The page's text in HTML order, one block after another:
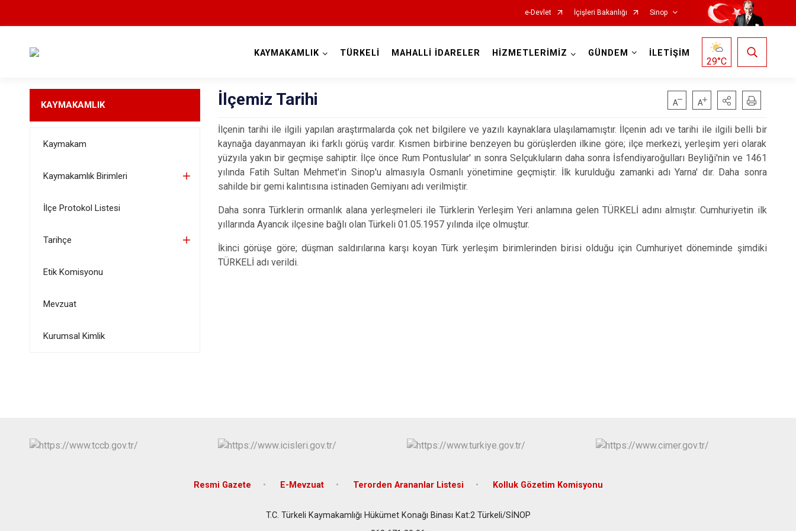
e-Devlet İçişleri Bakanlığı Sinop
Ayancık
Dikmen
Erfelek
KAYMAKAMLIK TÜRKELİ MAHALLİ İDARELER HİZMETLERİMİZ GÜNDEM İLETİŞİM
29°C
KAYMAKAMLIK
Kaymakam
Kaymakamlık Birimleri
İlçe Protokol Listesi
Tarihçe
Etik Komisyonu
Mevzuat
Kurumsal Kimlik
İlçemiz Tarihi
İlçenin tarihi ile ilgili yapılan araştırmalarda çok net bilgilere ve yazılı kaynaklara ulaşılamamıştır. İlçenin adı ve tarihi ile ilgili belli bir
kaynağa dayanmayan iki farklı görüş vardır. Kısmen birbirine benzeyen bu görüşlerden ilkine göre; ilçe merkezi, yerleşim yeri olarak
yüzyıla yakın bir geçmişe sahiptir. İlçe önce Rum Pontuslular' ın sonra Selçukluların daha sonra İsfendiyaroğulları Beyliği'nin ve 1461
yılında Fatih Sultan Mehmet'in Sinop'u almasıyla Osmanlı yönetimine geçmiştir. İlk kurulduğu zamanki adı Yarna' dır. Daha sonra
sahilde bir gemi kalıntısına istinaden Gemiyanı adı verilmiştir.
Daha sonra Türklerin ormanlık alana yerleşmeleri ile Türklerin Yerleşim Yeri anlamına gelen TÜRKELİ adını almıştır. Cumhuriyetin ilk
yıllarında Ayancık ilçesine bağlı olan Türkeli 01.05.1957 yılında ilçe olmuştur.
İkinci görüşe göre; düşman saldırılarına karşı koyan Türk yerleşim birimlerinden birisi olduğu için Cumhuriyet döneminde şimdiki
TÜRKELİ adı verildi.
Resmi Gazete E-Mevzuat Terorden Arananlar Listesi Kolluk Gözetim Komisyonu
T.C. Türkeli Kaymakamlığı Hükümet Konağı Binası Kat:2 Türkeli/SİNOP